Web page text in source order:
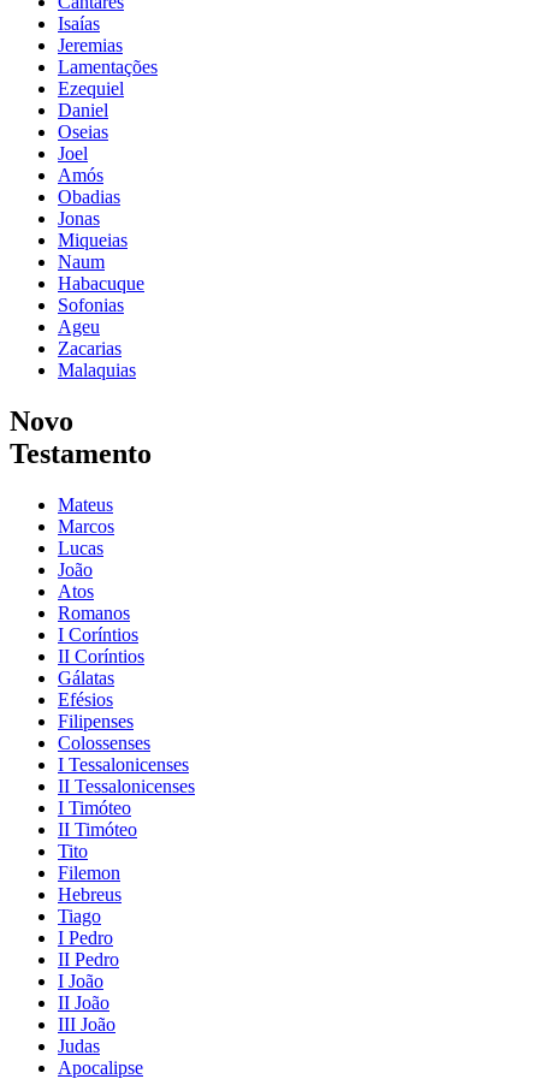
Isaías
Jeremias
Lamentações
Ezequiel
Daniel
Oseias
Joel
Amós
Obadias
Jonas
Miqueias
Naum
Habacuque
Sofonias
Ageu
Zacarias
Malaquias
Novo
Testamento
Mateus
Marcos
Lucas
João
Atos
Romanos
I Coríntios
II Coríntios
Gálatas
Efésios
Filipenses
Colossenses
I Tessalonicenses
II Tessalonicenses
I Timóteo
II Timóteo
Tito
Filemon
Hebreus
Tiago
I Pedro
II Pedro
I João
II João
III João
Judas
Apocalipse